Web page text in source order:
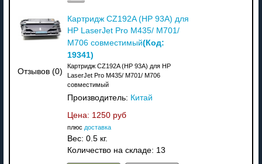
Отзывов (0)
Картридж CZ192A (HP 93A) для
HP LaserJet Pro M435/ M701/
M706 совместимый(Код:
19341)
Картридж CZ192A (HP 93A) для HP
LaserJet Pro M435/ M701/ M706
совместимый
Производитель: Китай
Цена: 1250 руб
плюс доставка
Вес: 0.5 кг.
Количество на складе: 13